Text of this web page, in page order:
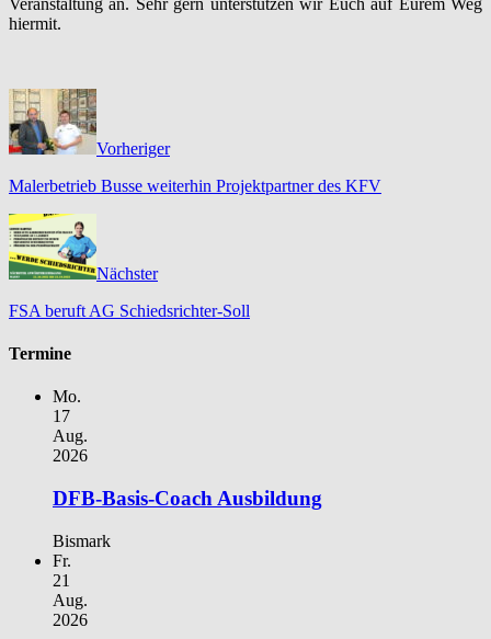
hiermit.
Vorheriger
Malerbetrieb Busse weiterhin Projektpartner des KFV
Nächster
FSA beruft AG Schiedsrichter-Soll
Termine
Mo.
17
Aug.
2026
DFB-Basis-Coach Ausbildung
Bismark
Fr.
21
Aug.
2026